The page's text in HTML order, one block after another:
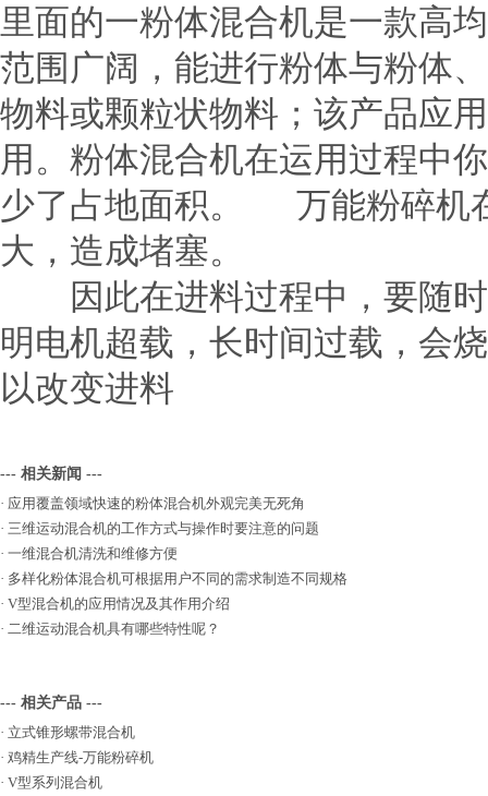
里面的一粉体混合机是一款高
范围广阔，能进行粉体与粉体
物料或颗粒状物料；该产品应
用。粉体混合机在运用过程中
少了占地面积。 万能粉碎机
大，造成堵塞。
因此在进料过程中，要随时
明电机超载，长时间过载，会
以改变进料
--- 相关新闻 ---
· 应用覆盖领域快速的粉体混合机外观完美无死角
· 三维运动混合机的工作方式与操作时要注意的问题
· 一维混合机清洗和维修方便
· 多样化粉体混合机可根据用户不同的需求制造不同规格
· V型混合机的应用情况及其作用介绍
· 二维运动混合机具有哪些特性呢？
--- 相关产品 ---
· 立式锥形螺带混合机
· 鸡精生产线-万能粉碎机
· V型系列混合机